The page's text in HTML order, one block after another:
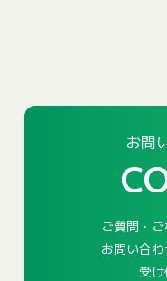
お問
ご質問・
お問い合
受け